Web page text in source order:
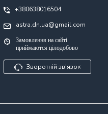
+380638016504
astra.dn.ua@gmail.com
Замовлення на сайті
приймаются цілодобово
Зворотній зв'язок